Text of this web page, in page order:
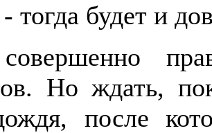
тогда будет и
Но ждать,
после